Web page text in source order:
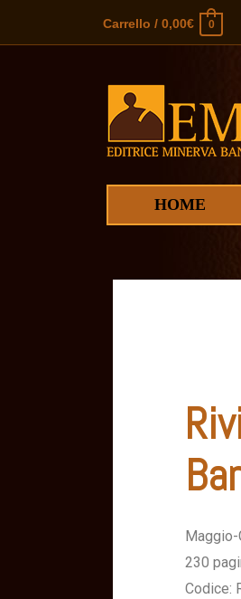
Carrello / 0,00€ 0
HOME
Maggio-
230
Codice: